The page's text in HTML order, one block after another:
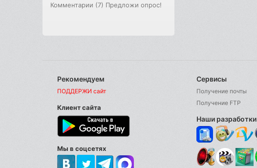
Комментарии (7) Предложи опрос!
Рекомендуем
ПОДДЕРЖИ сайт
Клиент сайта
Мы в соцсетях
Сервисы
Получение почты
Получение FTP
Наши разработки